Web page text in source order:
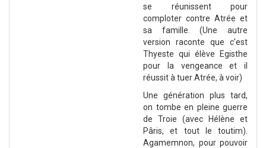
se réunissent pour
comploter contre Atrée et
sa famille. (Une autre
version raconte que c'est
Thyeste qui élève Egisthe
pour la vengeance et il
réussit à tuer Atrée, à voir)
Une génération plus tard,
on tombe en pleine guerre
de Troie (avec Hélène et
Pâris, et tout le toutim).
Agamemnon, pour pouvoir